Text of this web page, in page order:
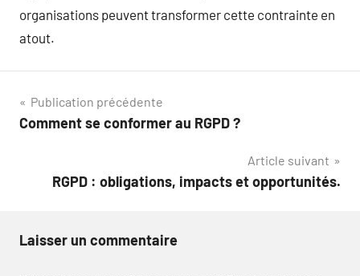
organisations peuvent transformer cette contrainte en
atout.
Navigation
de
Publication précédente
Comment se conformer au RGPD ?
Article suivant
RGPD : obligations, impacts et opportunités.
Laisser un commentaire